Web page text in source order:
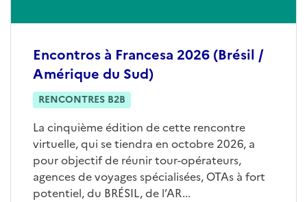
Encontros à Francesa 2026 (Brésil /
Amérique du Sud)
RENCONTRES B2B
La cinquième édition de cette rencontre
virtuelle, qui se tiendra en octobre 2026, a
pour objectif de réunir tour-opérateurs,
agences de voyages spécialisées, OTAs à fort
potentiel, du BRÉSIL, de l’AR...